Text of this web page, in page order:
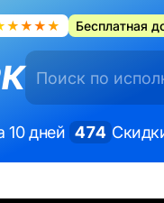
Бесплатная
10 дней 474